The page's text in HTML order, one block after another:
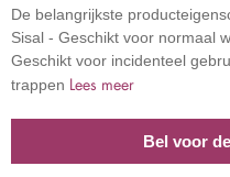
De belangrijkste
Sisal - Geschikt voor normaal
Geschikt voor incidenteel
trappen Lees meer
Bel voor